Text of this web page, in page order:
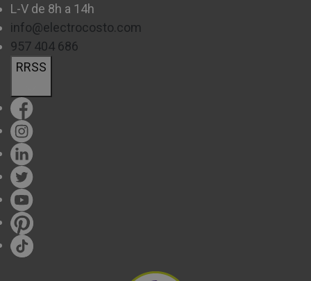
L-V de 8h a 14h
info@electrocosto.com
957 404 686
RRSS